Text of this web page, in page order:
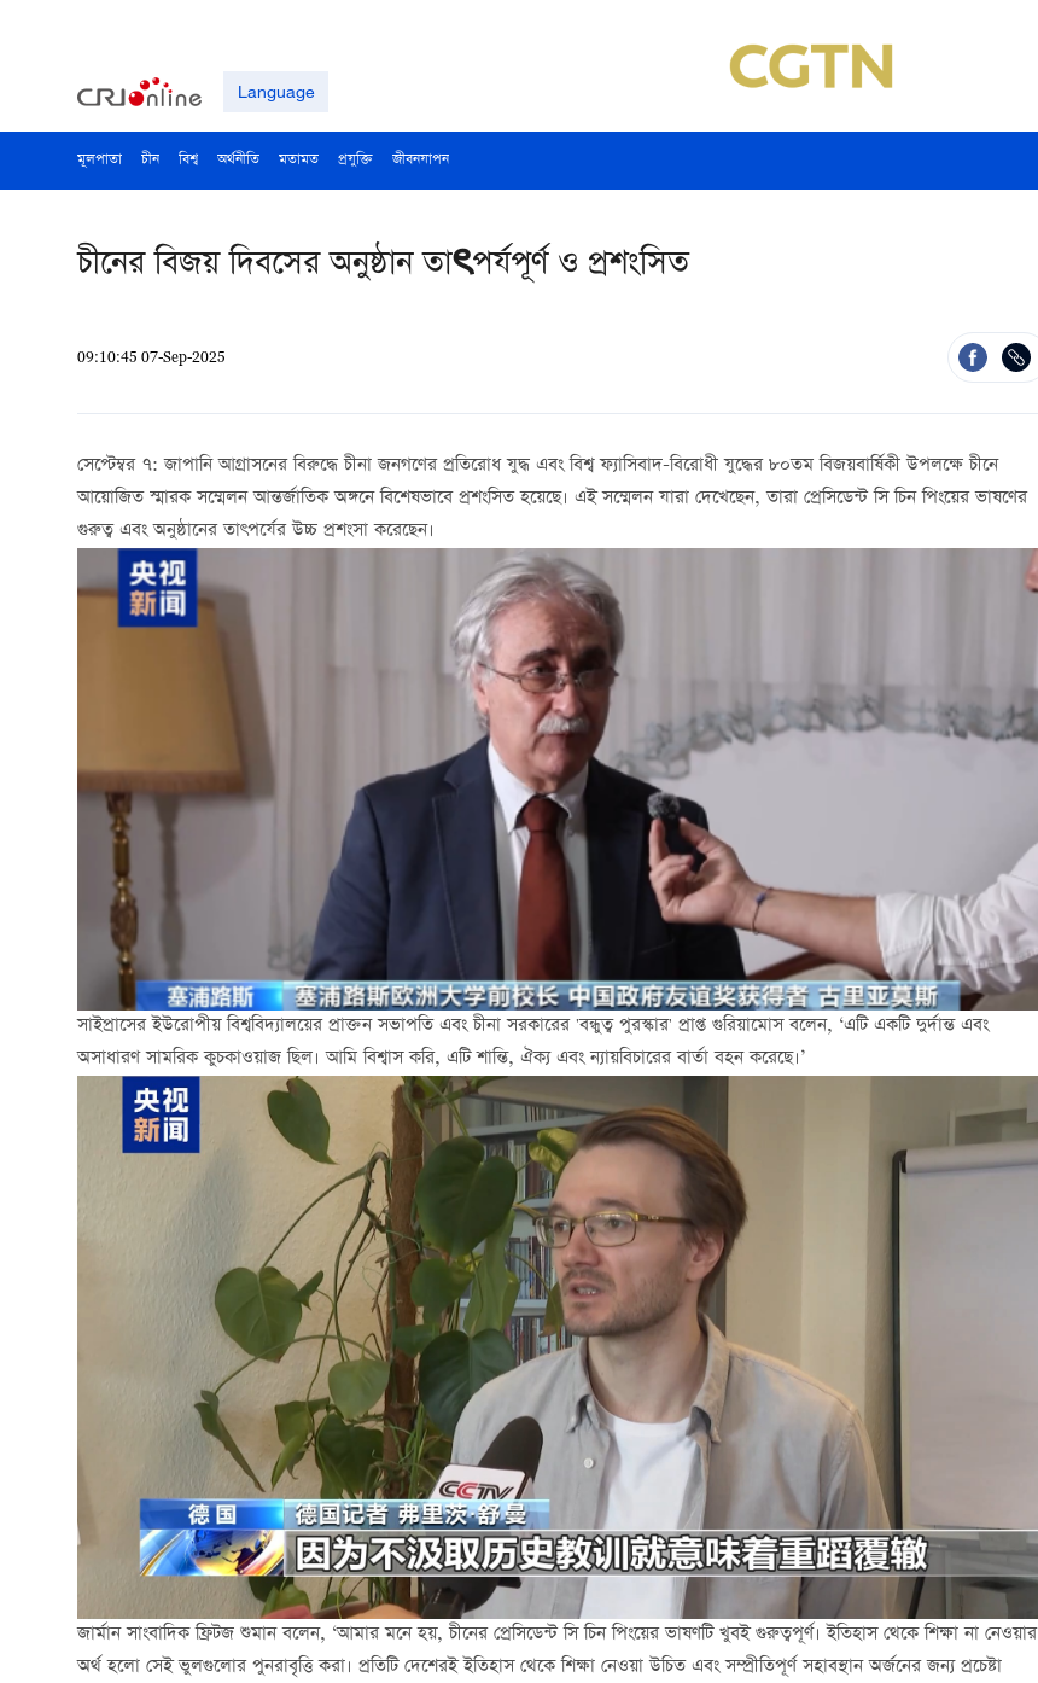
Language
মূলপাতা চীন বিশ্ব অর্থনীতি মতামত প্রযুক্তি জীবনযাপন
চীনের বিজয় দিবসের অনুষ্ঠান তাৎপর্যপূর্ণ ও প্রশংসিত
09:10:45 07-Sep-2025
সেপ্টেম্বর ৭: জাপানি আগ্রাসনের বিরুদ্ধে চীনা জনগণের প্রতিরোধ যুদ্ধ এবং বিশ্ব ফ্যাসিবাদ-বিরোধী যুদ্ধের ৮০তম বিজয়বার্ষিকী উপলক্ষে চীনে
আয়োজিত স্মারক সম্মেলন আন্তর্জাতিক অঙ্গনে বিশেষভাবে প্রশংসিত হয়েছে। এই সম্মেলন যারা দেখেছেন, তারা প্রেসিডেন্ট সি চিন পিংয়ের ভাষণের
গুরুত্ব এবং অনুষ্ঠানের তাৎপর্যের উচ্চ প্রশংসা করেছেন।
সাইপ্রাসের ইউরোপীয় বিশ্ববিদ্যালয়ের প্রাক্তন সভাপতি এবং চীনা সরকারের 'বন্ধুত্ব পুরস্কার' প্রাপ্ত গুরিয়ামোস বলেন, ‘এটি একটি দুর্দান্ত এবং
অসাধারণ সামরিক কুচকাওয়াজ ছিল। আমি বিশ্বাস করি, এটি শান্তি, ঐক্য এবং ন্যায়বিচারের বার্তা বহন করেছে।’
জার্মান সাংবাদিক ফ্রিটজ শুমান বলেন, ‘আমার মনে হয়, চীনের প্রেসিডেন্ট সি চিন পিংয়ের ভাষণটি খুবই গুরুত্বপূর্ণ। ইতিহাস থেকে শিক্ষা না নেওয়ার
অর্থ হলো সেই ভুলগুলোর পুনরাবৃত্তি করা। প্রতিটি দেশেরই ইতিহাস থেকে শিক্ষা নেওয়া উচিত এবং সম্প্রীতিপূর্ণ সহাবস্থান অর্জনের জন্য প্রচেষ্টা